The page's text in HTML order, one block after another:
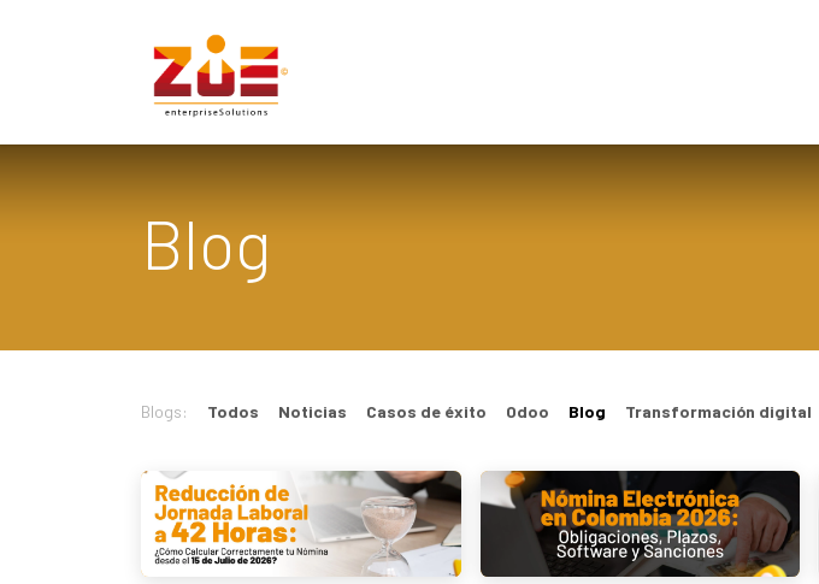
Blog
Blogs: Todos Noticias Casos de éxito Odoo Blog Transformación digital